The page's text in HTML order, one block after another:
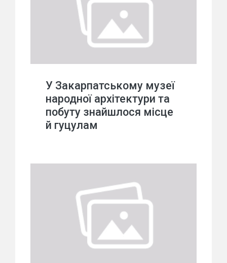
У Закарпатському музеї
народної архітектури та
побуту знайшлося місце
й гуцулам